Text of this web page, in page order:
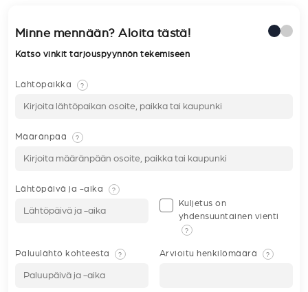
Minne mennään? Aloita tästä!
Katso vinkit tarjouspyynnön tekemiseen
Lähtöpaikka ?
Määränpää ?
Lähtöpäivä ja -aika ?
Kuljetus on
yhdensuuntainen vienti
?
Paluulähtö kohteesta ? Arvioitu henkilömäärä ?